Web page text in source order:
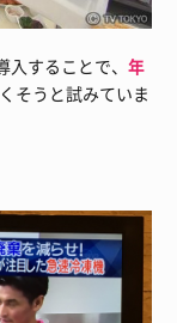
することで、 年
そうと試みていま